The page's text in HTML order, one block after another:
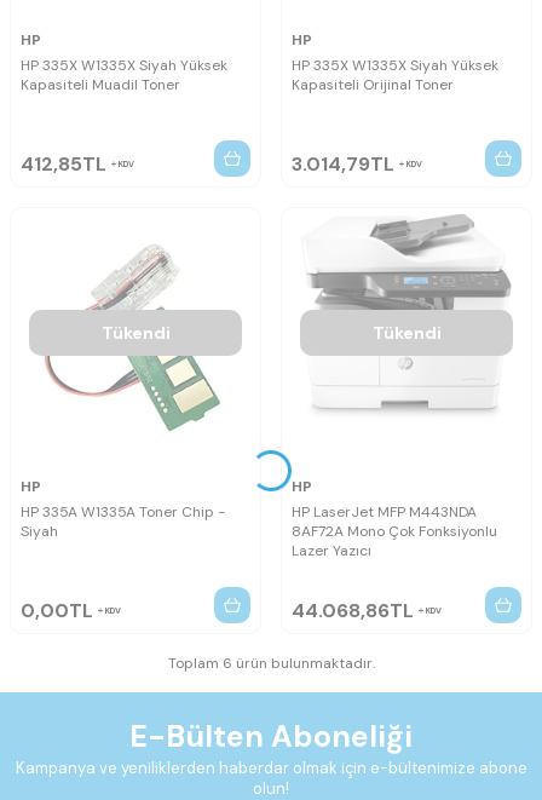
HP
HP 335X W1335X Siyah Yüksek
Kapasiteli Muadil Toner
412,85TL KDV
HP
HP 335X W1335X Siyah Yüksek
Kapasiteli Orijinal Toner
3.014,79TL KDV
Tükendi
HP
HP 335A W1335A Toner Chip -
Siyah
0,00TL KDV
Tükendi
HP
HP LaserJet MFP M443NDA
8AF72A Mono Çok Fonksiyonlu
Lazer Yazıcı
44.068,86TL KDV
Toplam 6 ürün bulunmaktadır.
E-Bülten Aboneliği
Kampanya ve yeniliklerden haberdar olmak için e-bültenimize abone
olun!